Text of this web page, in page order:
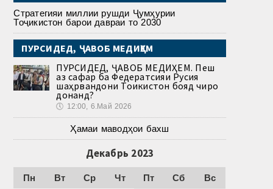
Стратегияи миллии рушди Ҷумҳурии
Тоҷикистон барои давраи то 2030
ПУРСИДЕД, ҶАВОБ МЕДИҲЕМ
ПУРСИДЕД, ҶАВОБ МЕДИҲЕМ. Пеш
аз сафар ба Федератсияи Русия
шаҳрвандони Тоҷикистон бояд чиро
донанд?
🕔 12:00, 6.Май 2026
Ҳамаи маводҳои бахш
Декабрь 2023
Пн Вт Ср Чт Пт Сб Вс